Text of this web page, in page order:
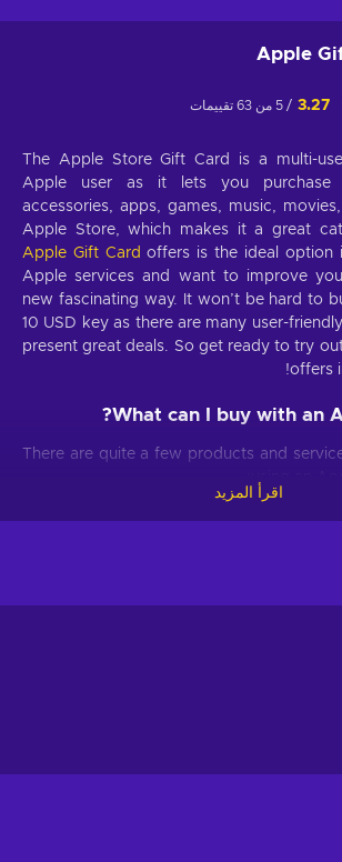
Apple
3.27 / 5 من 63 تقييمات
The Apple Store Gift Card is a multi-
Apple user as it lets you purchase
accessories, apps, games, music,
Apple Store, which makes it a great
Apple Gift Card offers is the ideal option
Apple services and want to improve
new fascinating way. It won’t be hard to
10 USD key as there are many user-
present great deals. So get ready to try
offers
What can I buy with an
There are quite a few products and
Apps and games.Get your hands on
Any in-app
Tired of listening to the same
able to purchase new song albums and
You will be able to
and articles and add them to your
Apple TV.Buy and rent movies, and
اقرأ المزيد